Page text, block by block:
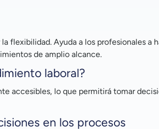
flexibilidad. Ayuda a los profesionales a
de amplio alcance.
laboral?
accesibles, lo que permitirá tomar
en los procesos